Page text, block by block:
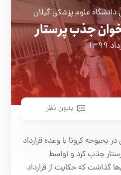
دانشگاه علوم پزشکی گیلان
جذب پرستار
بدون نظر
بحبوحه کرونا با وعده قرارداد
از ۵۰۰ نفر پرستار جذب کرد و اواسط
گذاشت که حکایت از قرارداد